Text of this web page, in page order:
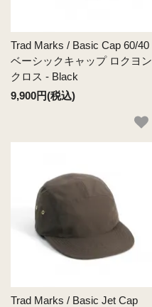
Trad Marks / Basic Cap 60/40
ベーシックキャップ ロクヨン
クロス - Black
9,900円(税込)
Trad Marks / Basic Jet Cap